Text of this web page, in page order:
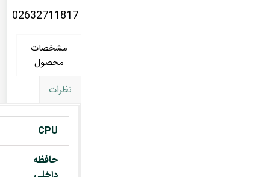
02632711817
مشخصات
محصول
نظرات
CPU
حافظه